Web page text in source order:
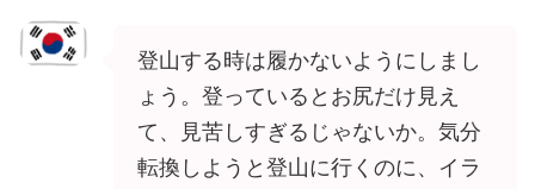
登山する時は履かないようにしまし
ょう。登っているとお尻だけ見え
て、見苦しすぎるじゃないか。気分
転換しようと登山に行くのに、イラ